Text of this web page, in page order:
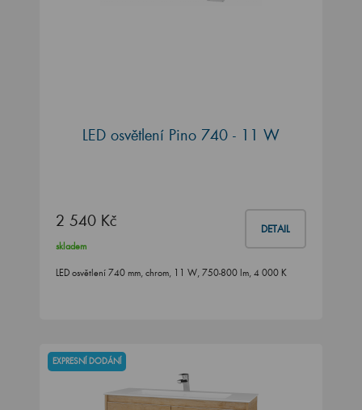
LED osvětlení Pino 740 - 11 W
2 540 Kč DETAIL
skladem
LED osvětlení 740 mm, chrom, 11 W, 750-800 lm, 4 000 K
EXPRESNÍ DODÁNÍ